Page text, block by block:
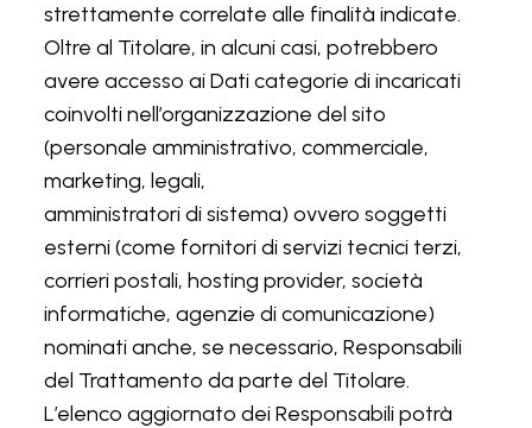
strettamente correlate alle finalità indicate.
Oltre al Titolare, in alcuni casi, potrebbero
avere accesso ai Dati categorie di incaricati
coinvolti nell’organizzazione del sito
(personale amministrativo, commerciale,
marketing, legali,
amministratori di sistema) ovvero soggetti
esterni (come fornitori di servizi tecnici terzi,
corrieri postali, hosting provider, società
informatiche, agenzie di comunicazione)
nominati anche, se necessario, Responsabili
del Trattamento da parte del Titolare.
L’elenco aggiornato dei Responsabili potrà